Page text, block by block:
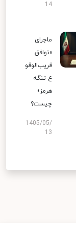
14
ماجرای
«توافق
قریب‌الوقو
ع تنگه
هرمز»
چیست؟
1405/05/
13